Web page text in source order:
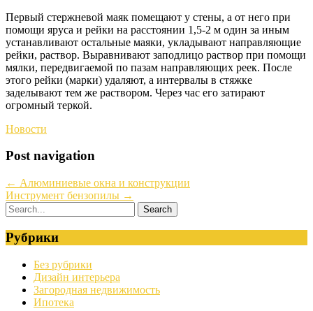
Первый стержневой маяк помещают у стены, а от него при
помощи яруса и рейки на расстоянии 1,5-2 м один за иным
устанавливают остальные маяки, укладывают направляющие
рейки, раствор. Выравнивают заподлицо раствор при помощи
мялки, передвигаемой по пазам направляющих реек. После
этого рейки (марки) удаляют, а интервалы в стяжке
заделывают тем же раствором. Через час его затирают
огромный теркой.
Новости
Post navigation
← Алюминиевые окна и конструкции
Инструмент бензопилы →
Рубрики
Без рубрики
Дизайн интерьера
Загородная недвижимость
Ипотека